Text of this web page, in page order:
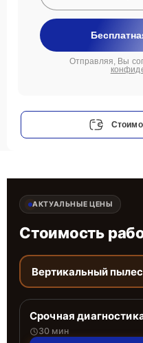
Отправляя, Вы
АКТУАЛЬНЫЕ ЦЕНЫ
Стоимость
Вертикальный
Срочная
30 мин